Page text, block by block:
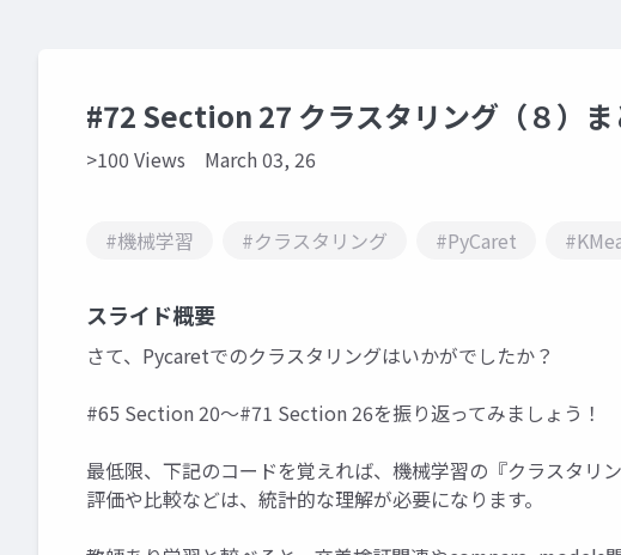
#72 Section 27 クラスタリング（８）ま
>100 Views March 03, 26
#機械学習 #クラスタリング #PyCaret
スライド概要
さて、Pycaretでのクラスタリングはいかがでしたか？
#65 Section 20～#71 Section 26を振り返ってみましょう！
最低限、下記のコードを覚えれば、機械学習の『クラスタリ
評価や比較などは、統計的な理解が必要になります。